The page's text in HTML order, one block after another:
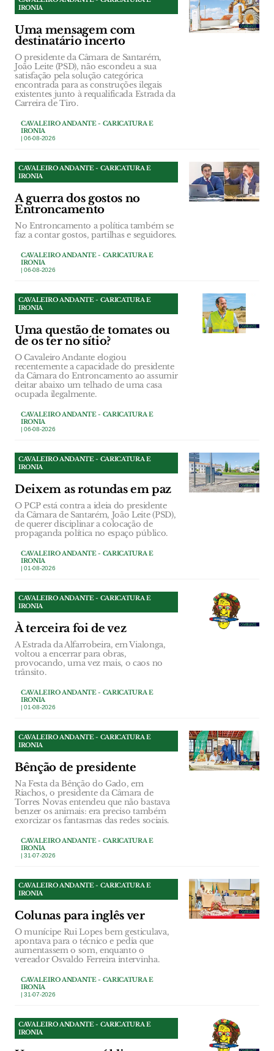
IRONIA
Uma mensagem com
destinatário incerto
O presidente da Câmara de Santarém,
João Leite (PSD), não escondeu a sua
satisfação pela solução categórica
encontrada para as construções ilegais
existentes junto à requalificada Estrada da
Carreira de Tiro.
CAVALEIRO ANDANTE - CARICATURA E
IRONIA
| 06-08-2026
CAVALEIRO ANDANTE - CARICATURA E
IRONIA
A guerra dos gostos no
Entroncamento
No Entroncamento a política também se
faz a contar gostos, partilhas e seguidores.
CAVALEIRO ANDANTE - CARICATURA E
IRONIA
| 06-08-2026
CAVALEIRO ANDANTE - CARICATURA E
IRONIA
Uma questão de tomates ou
de os ter no sítio?
O Cavaleiro Andante elogiou
recentemente a capacidade do presidente
da Câmara do Entroncamento ao assumir
deitar abaixo um telhado de uma casa
ocupada ilegalmente.
CAVALEIRO ANDANTE - CARICATURA E
IRONIA
| 06-08-2026
CAVALEIRO ANDANTE - CARICATURA E
IRONIA
Deixem as rotundas em paz
O PCP está contra a ideia do presidente
da Câmara de Santarém, João Leite (PSD),
de querer disciplinar a colocação de
propaganda política no espaço público.
CAVALEIRO ANDANTE - CARICATURA E
IRONIA
| 01-08-2026
CAVALEIRO ANDANTE - CARICATURA E
IRONIA
À terceira foi de vez
A Estrada da Alfarrobeira, em Vialonga,
voltou a encerrar para obras,
provocando, uma vez mais, o caos no
trânsito.
CAVALEIRO ANDANTE - CARICATURA E
IRONIA
| 01-08-2026
CAVALEIRO ANDANTE - CARICATURA E
IRONIA
Bênção de presidente
Na Festa da Bênção do Gado, em
Riachos, o presidente da Câmara de
Torres Novas entendeu que não bastava
benzer os animais: era preciso também
exorcizar os fantasmas das redes sociais.
CAVALEIRO ANDANTE - CARICATURA E
IRONIA
| 31-07-2026
CAVALEIRO ANDANTE - CARICATURA E
IRONIA
Colunas para inglês ver
O munícipe Rui Lopes bem gesticulava,
apontava para o técnico e pedia que
aumentassem o som, enquanto o
vereador Osvaldo Ferreira intervinha.
CAVALEIRO ANDANTE - CARICATURA E
IRONIA
| 31-07-2026
CAVALEIRO ANDANTE - CARICATURA E
IRONIA